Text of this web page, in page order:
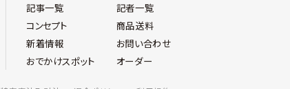
記事一覧
コンセプト
新着情報
おでかけスポット
記者一覧
商品送料
お問い合わせ
オーダー